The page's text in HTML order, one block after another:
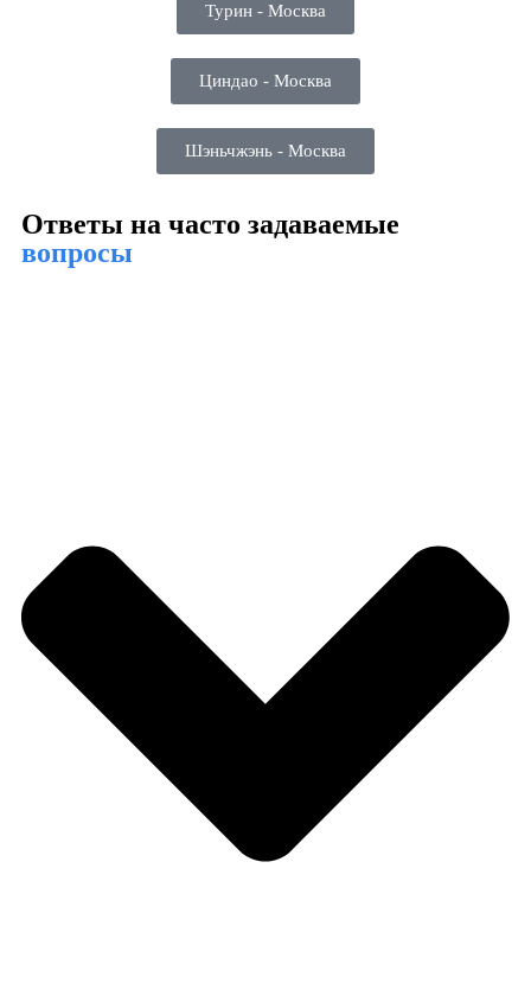
Турин - Москва
Циндао - Москва
Шэньчжэнь - Москва
Ответы на часто задаваемые
вопросы